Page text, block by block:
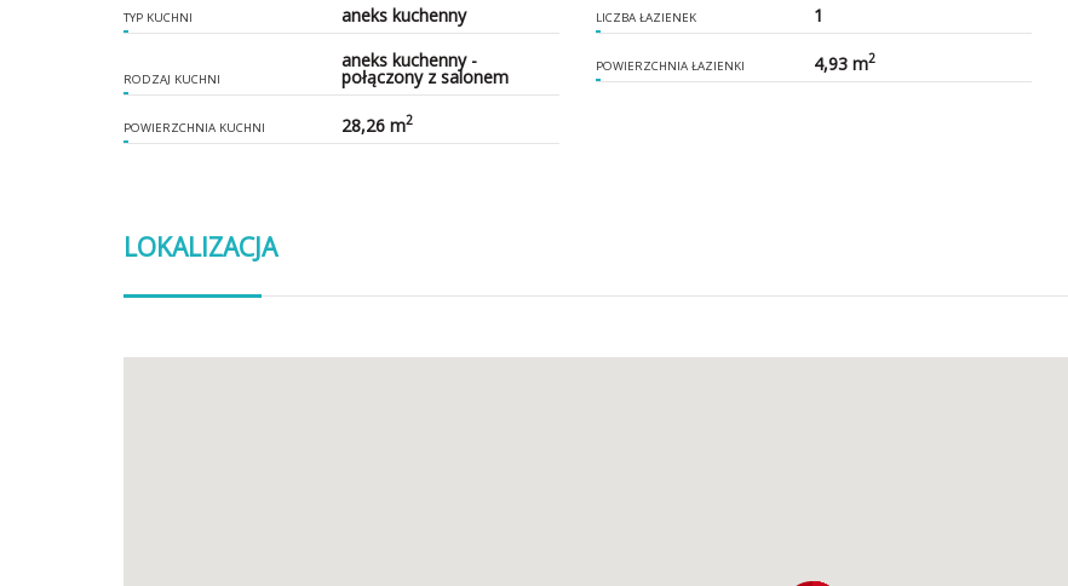
TYP KUCHNI aneks kuchenny
RODZAJ KUCHNI
aneks kuchenny -
połączony z salonem
POWIERZCHNIA KUCHNI 28,26 m2
LICZBA ŁAZIENEK 1
POWIERZCHNIA ŁAZIENKI 4,93 m2
LOKALIZACJA